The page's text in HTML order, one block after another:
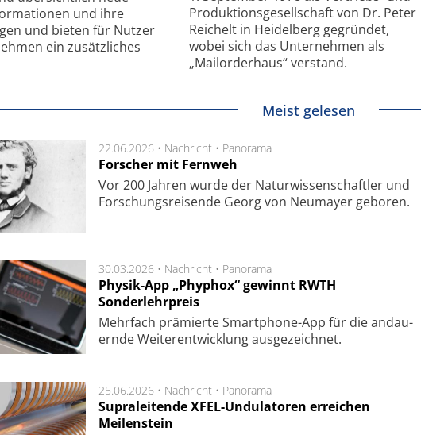
und ihre
und bieten für Nutzer
ein zusätzliches
Produktionsgesellschaft von Dr. Peter
Reichelt in Heidelberg gegründet,
wobei sich das Unternehmen als
„Mailorderhaus“ verstand.
Meist gelesen
22.06.2026 • Nachricht • Panorama
Forscher mit Fernweh
Vor 200 Jahren wurde der Naturwissenschaftler und
Forschungsreisende Georg von Neumayer geboren.
30.03.2026 • Nachricht • Panorama
Physik-App „Phyphox“ gewinnt RWTH
Sonderlehrpreis
Mehr­fach prä­mier­te Smart­phone-App für die an­dau­
ern­de Wei­ter­ent­wick­lung aus­ge­zeich­net.
25.06.2026 • Nachricht • Panorama
Supraleitende XFEL-Undulatoren erreichen
Meilenstein